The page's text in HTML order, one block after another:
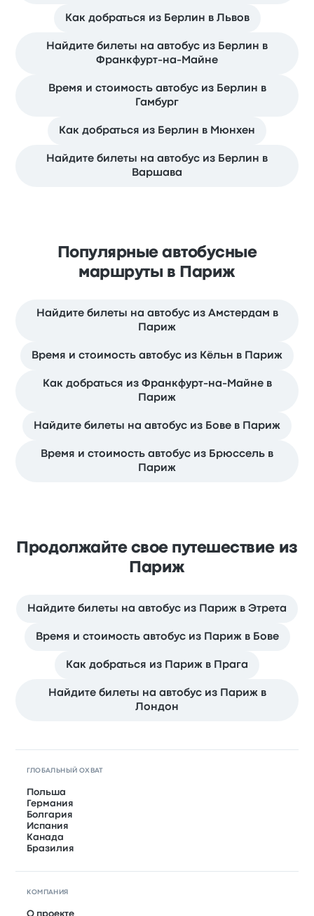
Как добраться из Берлин в Львов
Найдите билеты на автобус из Берлин в
Франкфурт-на-Майне
Время и стоимость автобус из Берлин в
Гамбург
Как добраться из Берлин в Мюнхен
Найдите билеты на автобус из Берлин в
Варшава
Популярные автобусные
маршруты в Париж
Найдите билеты на автобус из Амстердам в
Париж
Время и стоимость автобус из Кёльн в Париж
Как добраться из Франкфурт-на-Майне в
Париж
Найдите билеты на автобус из Бове в Париж
Время и стоимость автобус из Брюссель в
Париж
Продолжайте свое путешествие из
Париж
Найдите билеты на автобус из Париж в Этрета
Время и стоимость автобус из Париж в Бове
Как добраться из Париж в Прага
Найдите билеты на автобус из Париж в
Лондон
ГЛОБАЛЬНЫЙ ОХВАТ
Польша
Германия
Болгария
Испания
Канада
Бразилия
КОМПАНИЯ
О проекте